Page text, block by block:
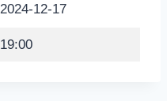
2024-12-17
19:00